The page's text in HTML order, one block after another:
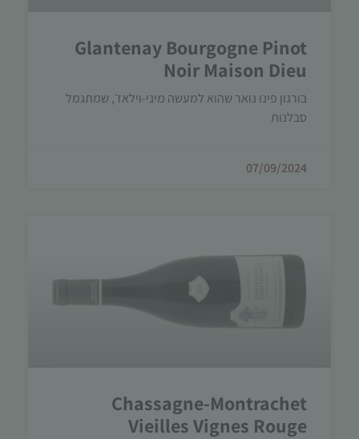
Glantenay Bourgogne Pinot
Noir Maison Dieu
בורגון פינו נואר שהוא למעשה מיני-וילאז׳, שמתגמל
סבלנות
07/09/2024
Chassagne-Montrachet
Vieilles Vignes Rouge